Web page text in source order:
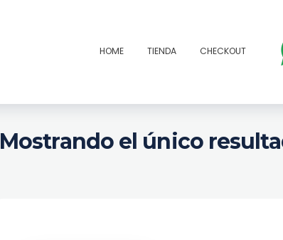
HOME TIENDA CHECKOUT
Mostrando el único